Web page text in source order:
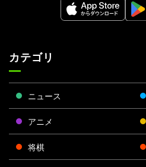
カテゴリ
ニュース
アニメ
将棋